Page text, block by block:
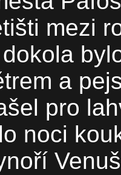
mezi
a
pro
noci